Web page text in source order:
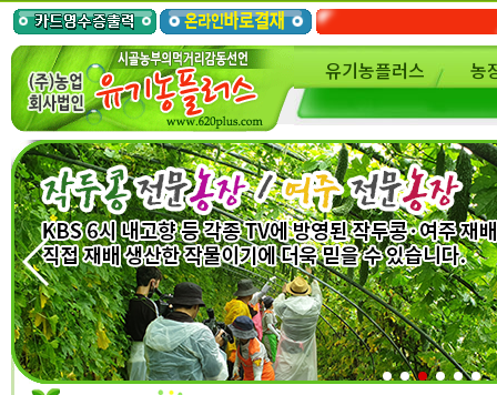
유기농플러스 농